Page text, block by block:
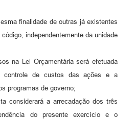
finalidade de outras já existentes
independentemente da unidade
na Lei Orçamentária será efetuada
controle de custos das ações e a
programas de governo;
considerará a arrecadação dos três
do presente exercício e o